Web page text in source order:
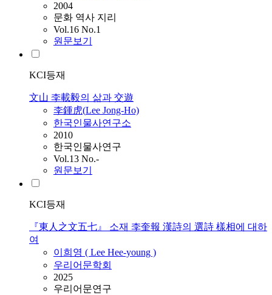
2004
문화 역사 지리
Vol.16 No.1
원문보기
KCI등재
文山 李載毅의 삶과 交遊
李鍾虎(Lee Jong-Ho)
한국인물사연구소
2010
한국인물사연구
Vol.13 No.-
원문보기
KCI등재
『東人之文五七』 소재 李奎報 漢詩의 選詩 樣相에 대하
여
이희영 ( Lee Hee-young )
우리어문학회
2025
우리어문연구